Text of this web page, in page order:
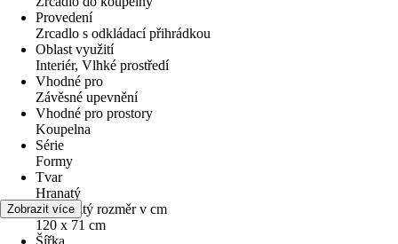
Provedení
Zrcadlo s odkládací přihrádkou
Oblast využití
Interiér, Vlhké prostředí
Vhodné pro
Závěsné upevnění
Vhodné pro prostory
Koupelna
Série
Formy
Tvar
Hranatý
Jmenovitý rozměr v cm
120 x 71 cm
Šířka
Zobrazit více